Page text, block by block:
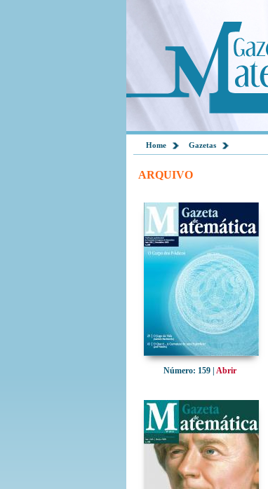
Home Gazetas
ARQUIVO
Número: 159 | Abrir